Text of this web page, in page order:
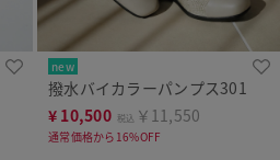
new
撥水バイカラーパンプス301
¥ 10,500 税込 ￥11,550
通常価格から16%OFF